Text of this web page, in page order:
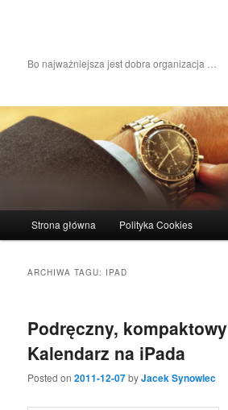
Bo najważniejsza jest dobra organizacja …
Przeskocz do tekstu
Przeskocz do widgetów
Strona główna Polityka Cookies
ARCHIWA TAGU: IPAD
Podręczny, kompaktowy
Kalendarz na iPada
Posted on2011-12-07byJacek Synowiec